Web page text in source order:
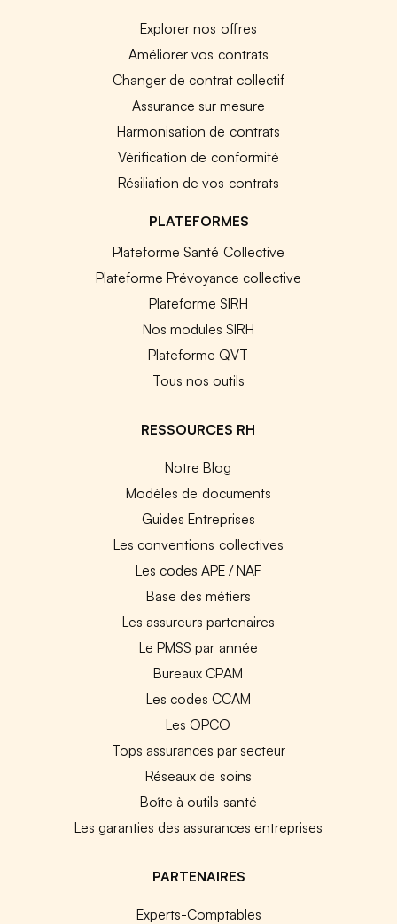
Explorer nos offres
Améliorer vos contrats
Changer de contrat collectif
Assurance sur mesure
Harmonisation de contrats
Vérification de conformité
Résiliation de vos contrats
PLATEFORMES
Plateforme Santé Collective
Plateforme Prévoyance collective
Plateforme SIRH
Nos modules SIRH
Plateforme QVT
Tous nos outils
RESSOURCES RH
Notre Blog
Modèles de documents
Guides Entreprises
Les conventions collectives
Les codes APE / NAF
Base des métiers
Les assureurs partenaires
Le PMSS par année
Bureaux CPAM
Les codes CCAM
Les OPCO
Tops assurances par secteur
Réseaux de soins
Boîte à outils santé
Les garanties des assurances entreprises
PARTENAIRES
Experts-Comptables